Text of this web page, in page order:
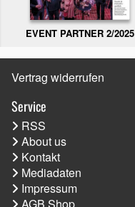
EVENT PARTNER 2/2025
Vertrag widerrufen
Service
RSS
About us
Kontakt
Mediadaten
Impressum